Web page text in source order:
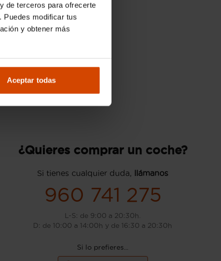
de terceros para ofrecerte
Puedes modificar tus
y obtener más
Aceptar todas
¿Quieres comprar un coche?
Si tienes cualquier duda, llámanos
960 741 275
L-S: de 9:00 a 20:30h.
D: de 10:00 a 14:00h y de 16:30 a 20:30h
Si lo prefieres...